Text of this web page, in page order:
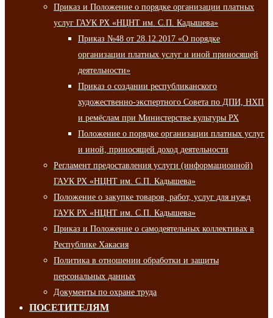
Приказ и Положение о порядке организации платных
услуг ГАУК РХ «НЦНТ им. С.П. Кадышева»
Приказ №48 от 28.12.2017 «О порядке
организации платных услуг и иной приносящей
деятельности»
Приказ о создании республиканского
художественно-экспертного Совета по ДПИ, НХП
и ремёслам при Министерстве культуры РХ
Положение о порядке организации платных услуг
и иной, приносящей доход деятельности
Регламент предоставления услуги (информационной)
ГАУК РХ «НЦНТ им. С.П. Кадышева»
Положение о закупке товаров, работ, услуг для нужд
ГАУК РХ «НЦНТ им. С.П. Кадышева»
Приказ и Положение о самодеятельных коллективах в
Республике Хакасия
Политика в отношении обработки и защиты
персональных данных
Документы по охране труда
ПОСЕТИТЕЛЯМ